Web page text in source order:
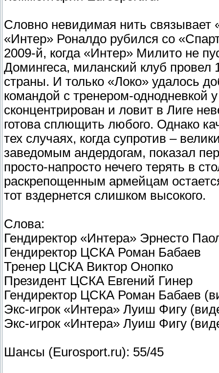
Словно невидимая нить связывает
«Интер» Роналдо рубился со
2009-й, когда «Интер» Милито не
Домингеса, миланский клуб
страны. И только «Локо» удалось
командой с тренером-однодневкой
сконцентрирован и ловит в Лиге
готова сплющить любого. Однако
тех случаях, когда супротив –
заведомым андердогам, показал
просто-напросто нечего терять в
раскрепощенным армейцам
тот вздернется слишком высокого.
Слова:
Гендиректор «Интера» Эрнесто
Гендиректор ЦСКА Роман Бабаев
Тренер ЦСКА Виктор Онопко
Президент ЦСКА Евгений Гинер
Гендиректор ЦСКА Роман Бабаев
Экс-игрок «Интера» Луиш Фигу
Экс-игрок «Интера» Луиш Фигу
Шансы (Eurosport.ru): 55/45